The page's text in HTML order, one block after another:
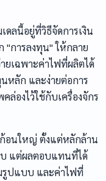
ดลนี้อยู่ที่วิธีจัดการเงิน
"การลงทุน" ให้กลาย
ยเฉพาะค่าไฟที่ผลิตได้
หลัก และง่ายต่อการ
ล่องไว้ใช้กับเครื่องจักร
ก้อนใหญ่ ตั้งแต่หลักล้าน
แต่ผลตอบแทนที่ได้
รูปแบบ และค่าไฟที่